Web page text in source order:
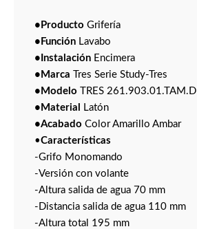
•Producto Grifería
•Función Lavabo
•Instalación Encimera
•Marca Tres Serie Study-Tres
•Modelo TRES 261.903.01.TAM.D
•Material
Latón
•Acabado Color Amarillo Ambar
•Características
-Grifo Monomando
-Versión con volante
-Altura salida de agua 70 mm
-Distancia salida de agua 110 mm
-Altura total 195 mm